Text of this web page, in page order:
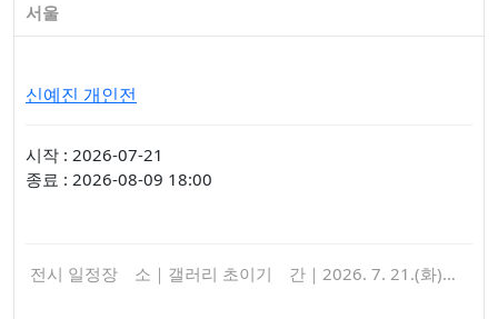
서울
신예진 개인전
시작 : 2026-07-21
종료 : 2026-08-09 18:00
전시 일정장 소｜갤러리 초이기 간｜2026. 7. 21.(화)…